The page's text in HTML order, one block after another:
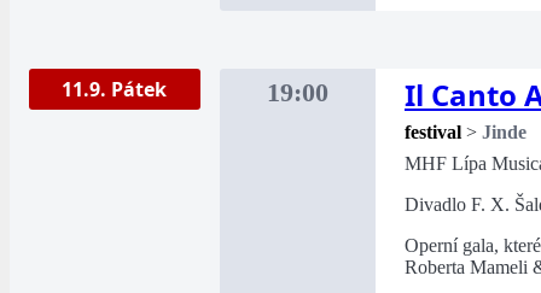
11.9. Pátek 19:00 Il Canto
festival > Jinde
MHF Lípa
Divadlo F. X.
Operní gala,
Roberta Mameli